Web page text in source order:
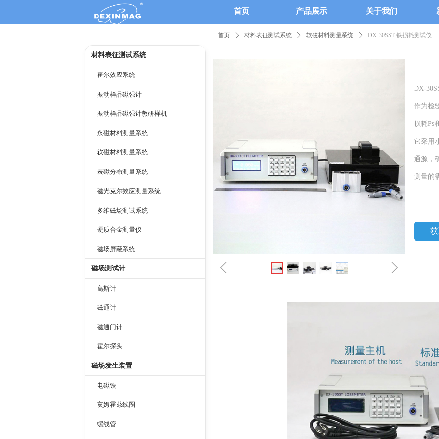
首页 产品展示 关于我们
DX-
作为检
损耗Ps
它采用
通源，
测量的
首页 ꄲ 材料表征测试系统 ꄲ 软磁材料测量系统 ꄲ DX-30SST 铁损耗测试仪
ꁆ ꁇ
材料表征测试系统
霍尔效应系统
振动样品磁强计
振动样品磁强计教研样机
永磁材料测量系统
软磁材料测量系统
表磁分布测量系统
磁光克尔效应测量系统
多维磁场测试系统
硬质合金测量仪
磁场屏蔽系统
磁场测试计
高斯计
磁通计
磁通门计
霍尔探头
磁场发生装置
电磁铁
亥姆霍兹线圈
螺线管